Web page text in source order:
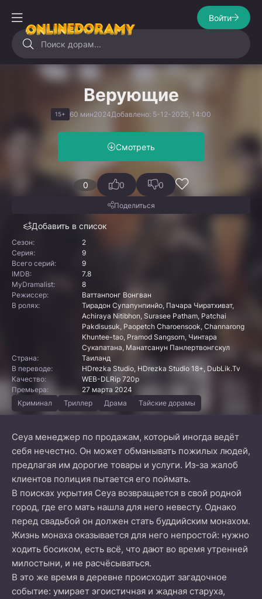
Войти
Верующие
15+ 60 мин2024Добавлено: 5-12-2025, 14:00
Смотреть
0
Добавить в список
0 0
Поделиться
Сезон:
2
Серия:
9
Всего серий:
9
IMDB:
7.8
MyDramalist:
8
Режиссер:
Ваттанпонг Вонгван
В ролях:
Тирадон Супапунпинйо, Пачара Чиратхиват,
Achiraya Nitibhon, Surasee Patham, Patchai
Pakdisusuk, Paopetch Charoensook, Channarong
Khuntee-tao, Pramod Sangsorn, Чинтара
Сукапатана, Манатсанун Панлертвонгскул
Страна:
Таиланд
В переводе:
HDrezka Studio, HDrezka Studio 18+, DubLik.Tv
Качество:
WEB-DLRip 720p
Премьера:
27 марта 2024
Криминал
Триллер Драма Тайские дорамы
Сеуа менеджер по продажам, который иногда ведёт
себя нечестно. Он может обманывать пожилых людей,
предлагая им дорогие товары и услуги. Из-за жалоб
клиентов полиция пытается его поймать.
В поисках укрытия Сеуа возвращается в свой родной
город, где его мать нашла для него невесту. Однако
перед свадьбой он должен стать буддийским монахом.
Жизнь монаха оказывается для него непростой: нужно
ходить босиком, есть всё, что дают во время утренней
милостыни, и не расчёсываться.
В это же время в деревне происходит загадочное
событие: умирает эгоистичная и жадная старуха,